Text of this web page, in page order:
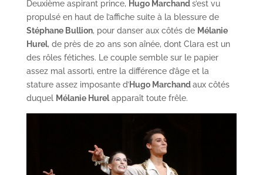
Deuxième aspirant prince, Hugo Marchands’est vu
propulsé en haut de l’affiche suite à la blessure de
Stéphane Bullion, pour danser aux côtés de Mélanie
Hurel, de près de 20 ans son aînée, dont Clara est un
des rôles fétiches. Le couple semble sur le papier
assez mal assorti, entre la différence d’âge et la
stature assez imposante d’ Hugo Marchandaux côtés
duquel Mélanie Hurelapparaît toute frêle.